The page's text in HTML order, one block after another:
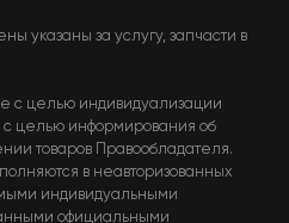
указаны за услугу, запчасти в
с целью индивидуализации
с целью информирования об
товаров Правообладателя.
в неавторизованных
индивидуальными
официальными